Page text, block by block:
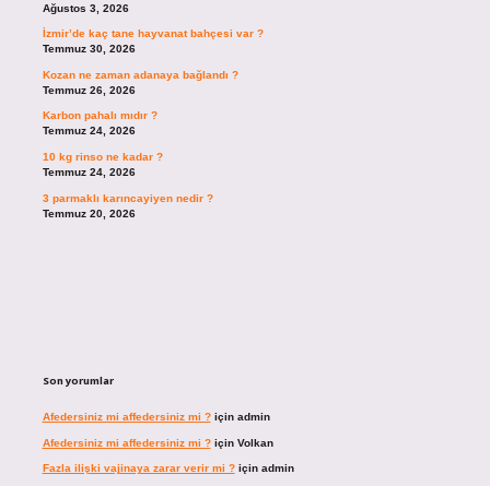
Ağustos 3, 2026
İzmir’de kaç tane hayvanat bahçesi var ?
Temmuz 30, 2026
Kozan ne zaman adanaya bağlandı ?
Temmuz 26, 2026
Karbon pahalı mıdır ?
Temmuz 24, 2026
10 kg rinso ne kadar ?
Temmuz 24, 2026
3 parmaklı karıncayiyen nedir ?
Temmuz 20, 2026
Son yorumlar
Afedersiniz mi affedersiniz mi ?için admin
Afedersiniz mi affedersiniz mi ?için Volkan
Fazla ilişki vajinaya zarar verir mi ?için admin